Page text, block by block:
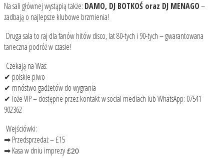
Na sali głównej wystąpią także: DAMO, DJ BOTKOŚ oraz DJ MENAGO–
zadbają o najlepsze klubowe brzmienia!
Druga sala to raj dla fanów hitów disco, lat 80-tych i 90-tych – gwarantowana
taneczna podróż w czasie!
Czekają na Was:
✔ polskie piwo
✔ mnóstwo gadżetów do wygrania
✔ loże VIP – dostępne przez kontakt w social mediach lub WhatsApp: 07541
902362
Wejściówki:
➡ Przedsprzedaż – £15
➡ Kasa w dniu imprezy £20